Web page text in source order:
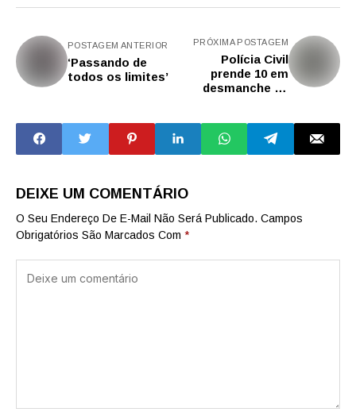
POSTAGEM ANTERIOR
‘Passando de
todos os limites’
PRÓXIMA POSTAGEM
Polícia Civil
prende 10 em
desmanche de
SP
DEIXE UM COMENTÁRIO
O Seu Endereço De E-Mail Não Será Publicado. Campos
Obrigatórios São Marcados Com *